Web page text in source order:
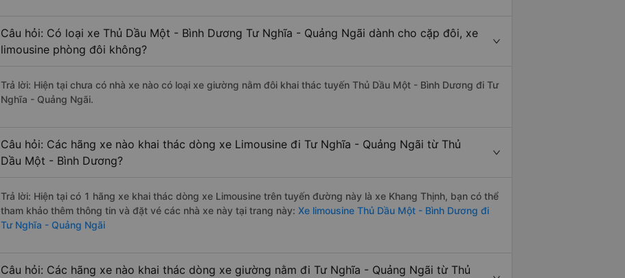
Câu hỏi: Có loại xe Thủ Dầu Một - Bình Dương Tư Nghĩa - Quảng Ngãi dành cho cặp đôi, xe
limousine phòng đôi không?
Trả lời: Hiện tại chưa có nhà xe nào có loại xe giường nằm đôi khai thác tuyến Thủ Dầu Một - Bình Dương đi Tư
Nghĩa - Quảng Ngãi.
Câu hỏi: Các hãng xe nào khai thác dòng xe Limousine đi Tư Nghĩa - Quảng Ngãi từ Thủ
Dầu Một - Bình Dương?
Trả lời: Hiện tại có 1 hãng xe khai thác dòng xe Limousine trên tuyến đường này là xe Khang Thịnh, bạn có thể
tham khảo thêm thông tin và đặt vé các nhà xe này tại trang này: Xe limousine Thủ Dầu Một - Bình Dương đi
Tư Nghĩa - Quảng Ngãi
Câu hỏi: Các hãng xe nào khai thác dòng xe giường nằm đi Tư Nghĩa - Quảng Ngãi từ Thủ